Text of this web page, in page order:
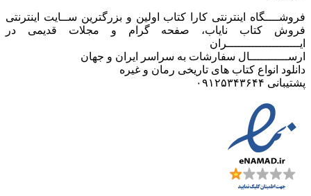
فروشــــگاه اینترنتی کارا کتاب اولین و بزرگترین ســایت اینترنتی
فروش کتاب نایاب، صفحه گرام و مجلات قدیمی در
ایـــــــــــــــــــــران
ارســـــــــــال سفارشات به سراسر ایران و جهان
دانلود انواع کتاب های تاریخی رمان و غیره
پشتیبانی ۰۹۱۲۵۳۴۳۶۴۴